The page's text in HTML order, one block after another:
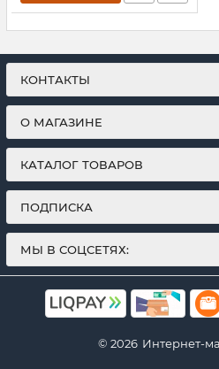
КОНТАКТЫ
О МАГАЗИНЕ
КАТАЛОГ ТОВАРОВ
ПОДПИСКА
МЫ В СОЦСЕТЯХ:
© 2026 Интернет-